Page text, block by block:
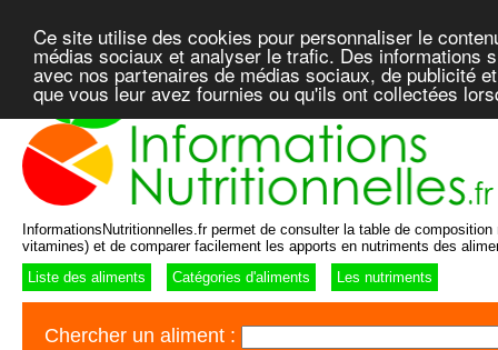
Ce site utilise des cookies pour personnaliser le
médias sociaux et analyser le trafic. Des informations
avec nos partenaires de médias sociaux, de publicité
que vous leur avez fournies ou qu'ils ont collectées
InformationsNutritionnelles.fr permet de consulter la table de
vitamines) et de comparer facilement les apports en nutriments des
Liste des aliments
Catégories d'aliments Les nutriments
Chercher un aliment :